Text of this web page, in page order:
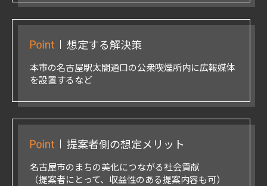
想定する解決策
本市の名古屋駅太閤通口の公衆喫煙所内に広報媒体
を設置するなど
提案者側の想定メリット
名古屋市のまちの美化につながる社会貢献
（提案者にとって、収益性のある提案内容も可）